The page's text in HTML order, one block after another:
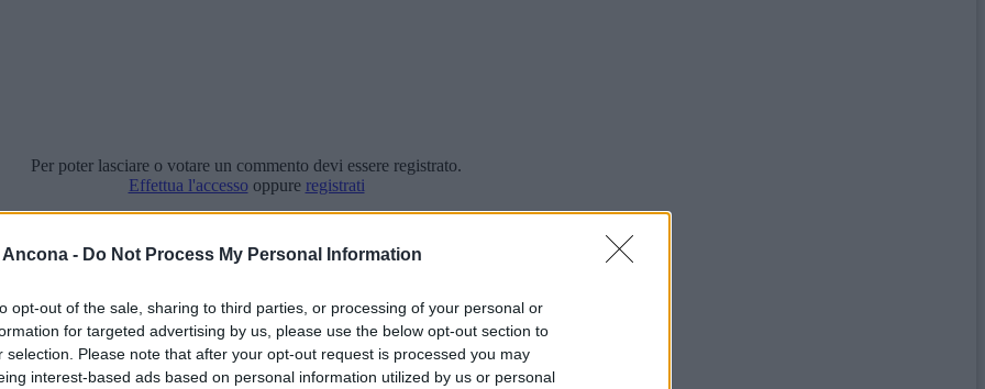
- Do Not Process My Personal Information
opt-out of the sale, sharing to third parties, or processing of your personal or
for targeted advertising by us, please use the below opt-out section to
selection. Please note that after your opt-out request is processed you may
interest-based ads based on personal information utilized by us or personal
Per poter lasciare o votare un commento devi essere registrato.
Effettua l'accesso oppure registrati